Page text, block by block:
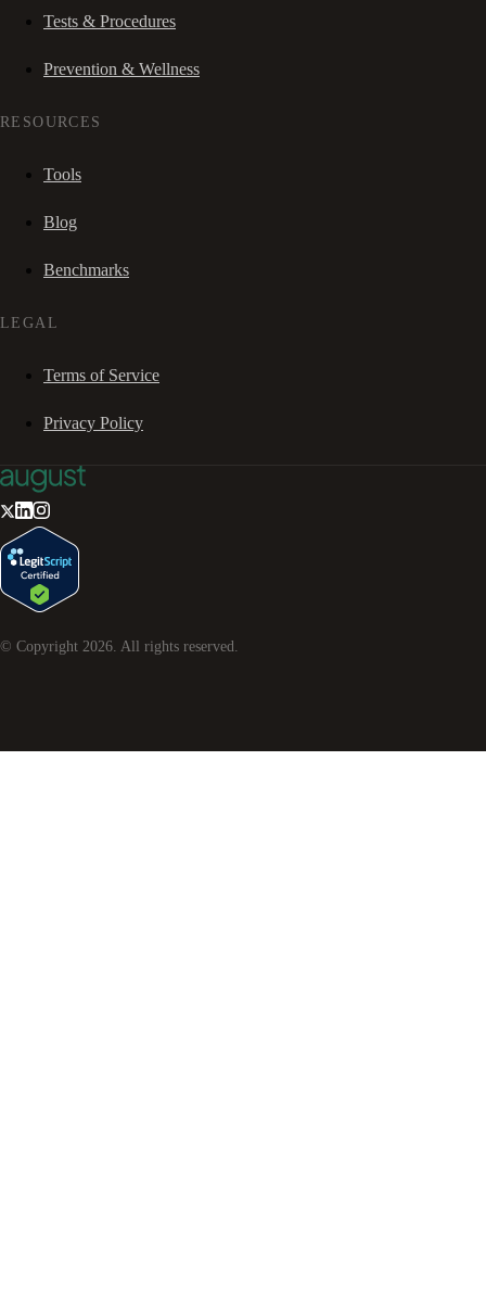
Tests & Procedures
Prevention & Wellness
RESOURCES
Tools
Blog
Benchmarks
LEGAL
Terms of Service
Privacy Policy
© Copyright 2026. All rights reserved.